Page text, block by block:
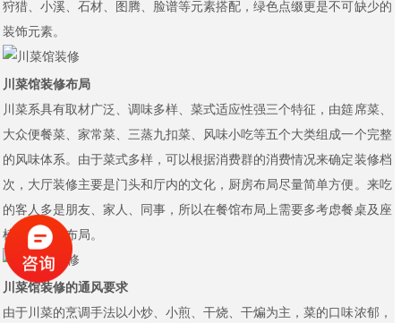
狩猎、小溪、石材、图腾、脸谱等元素搭配，绿色点缀更是不可缺少的
装饰元素。
川菜馆装修布局
川菜系具有取材广泛、调味多样、菜式适应性强三个特征，由筵席菜、
大众便餐菜、家常菜、三蒸九扣菜、风味小吃等五个大类组成一个完整
的风味体系。由于菜式多样，可以根据消费群的消费情况来确定装修档
次，大厅装修主要是门头和厅内的文化，厨房布局尽量简单方便。来吃
的客人多是朋友、家人、同事，所以在餐馆布局上需要多考虑餐桌及座
椅、包间的布局。
川菜馆装修的通风要求
由于川菜的烹调手法以小炒、小煎、干烧、干煸为主，菜的口味浓郁，